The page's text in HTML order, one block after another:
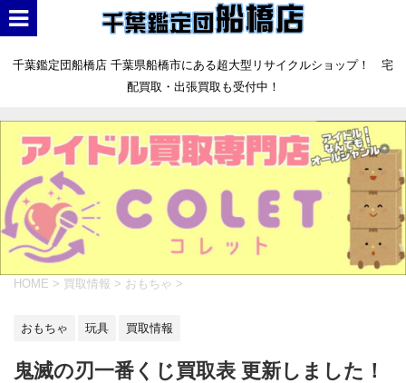
千葉鑑定団船橋店 千葉県船橋市にある超大型リサイクルショップ！ 宅
配買取・出張買取も受付中！
HOME > 買取情報 > おもちゃ >
おもちゃ 玩具 買取情報
鬼滅の刃一番くじ買取表 更新しました！